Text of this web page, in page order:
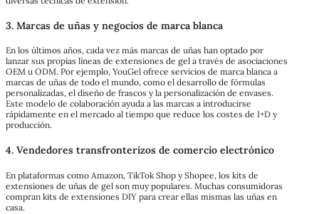
3. Marcas de uñas y negocios de marca blanca
En los últimos años, cada vez más marcas de uñas han optado por
lanzar sus propias líneas de extensiones de gel a través de asociaciones
OEM u ODM. Por ejemplo, YouGel ofrece servicios de marca blanca a
marcas de uñas de todo el mundo, como el desarrollo de fórmulas
personalizadas, el diseño de frascos y la personalización de envases.
Este modelo de colaboración ayuda a las marcas a introducirse
rápidamente en el mercado al tiempo que reduce los costes de I+D y
producción.
4. Vendedores transfronterizos de comercio electrónico
En plataformas como Amazon, TikTok Shop y Shopee, los kits de
extensiones de uñas de gel son muy populares. Muchas consumidoras
compran kits de extensiones DIY para crear ellas mismas las uñas en
casa.